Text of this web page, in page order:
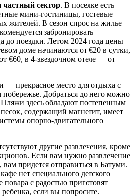
частный сектор. В поселке есть
мини-гостиницы, гостевые
жителей. В сезон спрос на жилье
забронировать
до поездки. Летом 2024 года цены
доме начинаются от €20 в сутки,
€60, в 4-звездочном отеле — от
— прекрасное место для отдыха с
Добраться до него можно
здесь обладают постепенным
содержащий магнетит, имеет
опорно-двигательного
другие развлечения, кроме
Если вам нужно развлечение
вам придется отправиться в Батуми.
нет специального детского
с радостью приготовят
если вы попросите.